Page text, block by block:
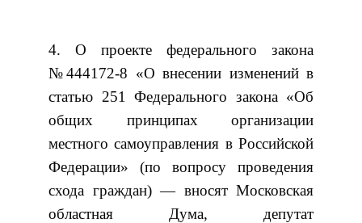
4. О проекте федерального закона
№444172-8 «О внесении изменений в
статью 251 Федерального закона «Об
общих принципах организации
местного самоуправления в Российской
Федерации» (по вопросу проведения
схода граждан) — вносят Московская
областная Дума, депутат